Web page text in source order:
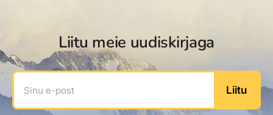
Liitu meie uudiskirjaga
Sinu e-post
Liitu